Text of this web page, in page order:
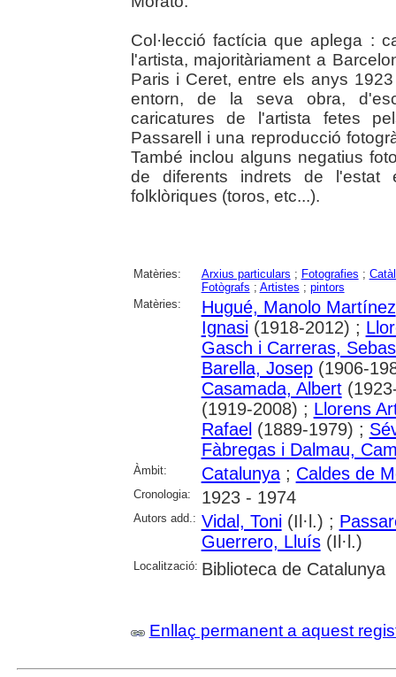
Col·lecció factícia que aplega :
l'artista, majoritàriament a
Paris i Ceret, entre els anys
entorn, de la seva obra,
caricatures de l'artista fetes
Passarell i una reproducció
També inclou alguns negatius
de diferents indrets de l'estat
folklòriques (toros, etc...).
Matèries: Arxius particulars ; Fotografies ;
Fotògrafs ; Artistes ; pintors
Matèries:
Hugué, Manolo Martínez
Ignasi(1918-2012) ;
Gasch i Carreras,
Barella, Josep(1906-
Casamada, Albert
(1919-2008) ; Llorens
Rafael (1889-1979) ;
Fàbregas i Dalmau,
Àmbit: Catalunya; Caldes de
Cronologia: 1923 - 1974
Autors add.: Vidal, Toni(Il·l.) ;
Guerrero, Lluís(Il·l.)
Localització: Biblioteca de Catalunya
Enllaç permanent a aquest